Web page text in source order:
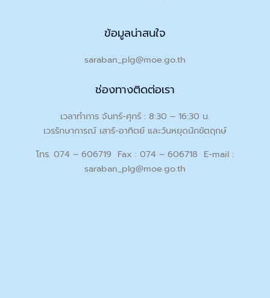
ข้อมูลน่าสนใจ
saraban_plg@moe.go.th
ช่องทางติดต่อเรา
เวลาทำการ จันทร์-ศุกร์ : 8:30 – 16:30 น.
เวรรักษาการณ์ เสาร์-อาทิตย์ และวันหยุดนักขัตฤกษ์
โทร. 074 – 606719 Fax : 074 – 606718 E-mail :
saraban_plg@moe.go.th